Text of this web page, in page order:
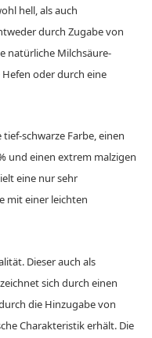
hell, als auch
durch Zugabe von
natürliche Milchsäure-
oder durch eine
schwarze Farbe, einen
und einen extrem malzigen
eine nur sehr
mit einer leichten
Dieser auch als
sich durch einen
die Hinzugabe von
Charakteristik erhält. Die